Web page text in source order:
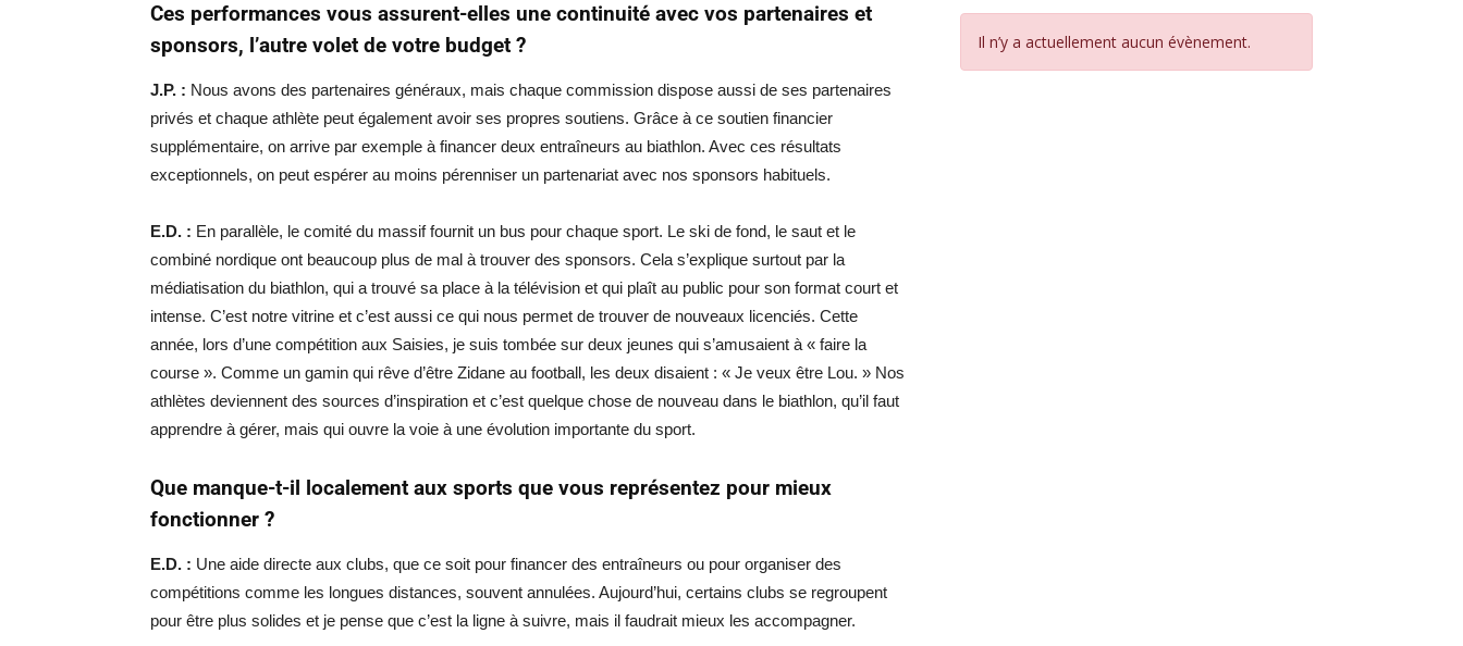
Ces performances vous assurent-elles une continuité avec vos partenaires et
sponsors, l’autre volet de votre budget ?
J.P. : Nous avons des partenaires généraux, mais chaque commission dispose aussi de ses partenaires
privés et chaque athlète peut également avoir ses propres soutiens. Grâce à ce soutien financier
supplémentaire, on arrive par exemple à financer deux entraîneurs au biathlon. Avec ces résultats
exceptionnels, on peut espérer au moins pérenniser un partenariat avec nos sponsors habituels.
E.D. : En parallèle, le comité du massif fournit un bus pour chaque sport. Le ski de fond, le saut et le
combiné nordique ont beaucoup plus de mal à trouver des sponsors. Cela s’explique surtout par la
médiatisation du biathlon, qui a trouvé sa place à la télévision et qui plaît au public pour son format court et
intense. C’est notre vitrine et c’est aussi ce qui nous permet de trouver de nouveaux licenciés. Cette
année, lors d’une compétition aux Saisies, je suis tombée sur deux jeunes qui s’amusaient à « faire la
course ». Comme un gamin qui rêve d’être Zidane au football, les deux disaient : « Je veux être Lou. » Nos
athlètes deviennent des sources d’inspiration et c’est quelque chose de nouveau dans le biathlon, qu’il faut
apprendre à gérer, mais qui ouvre la voie à une évolution importante du sport.
Que manque-t-il localement aux sports que vous représentez pour mieux
fonctionner ?
E.D. : Une aide directe aux clubs, que ce soit pour financer des entraîneurs ou pour organiser des
compétitions comme les longues distances, souvent annulées. Aujourd’hui, certains clubs se regroupent
pour être plus solides et je pense que c’est la ligne à suivre, mais il faudrait mieux les accompagner.
Il n’y a actuellement aucun évènement.